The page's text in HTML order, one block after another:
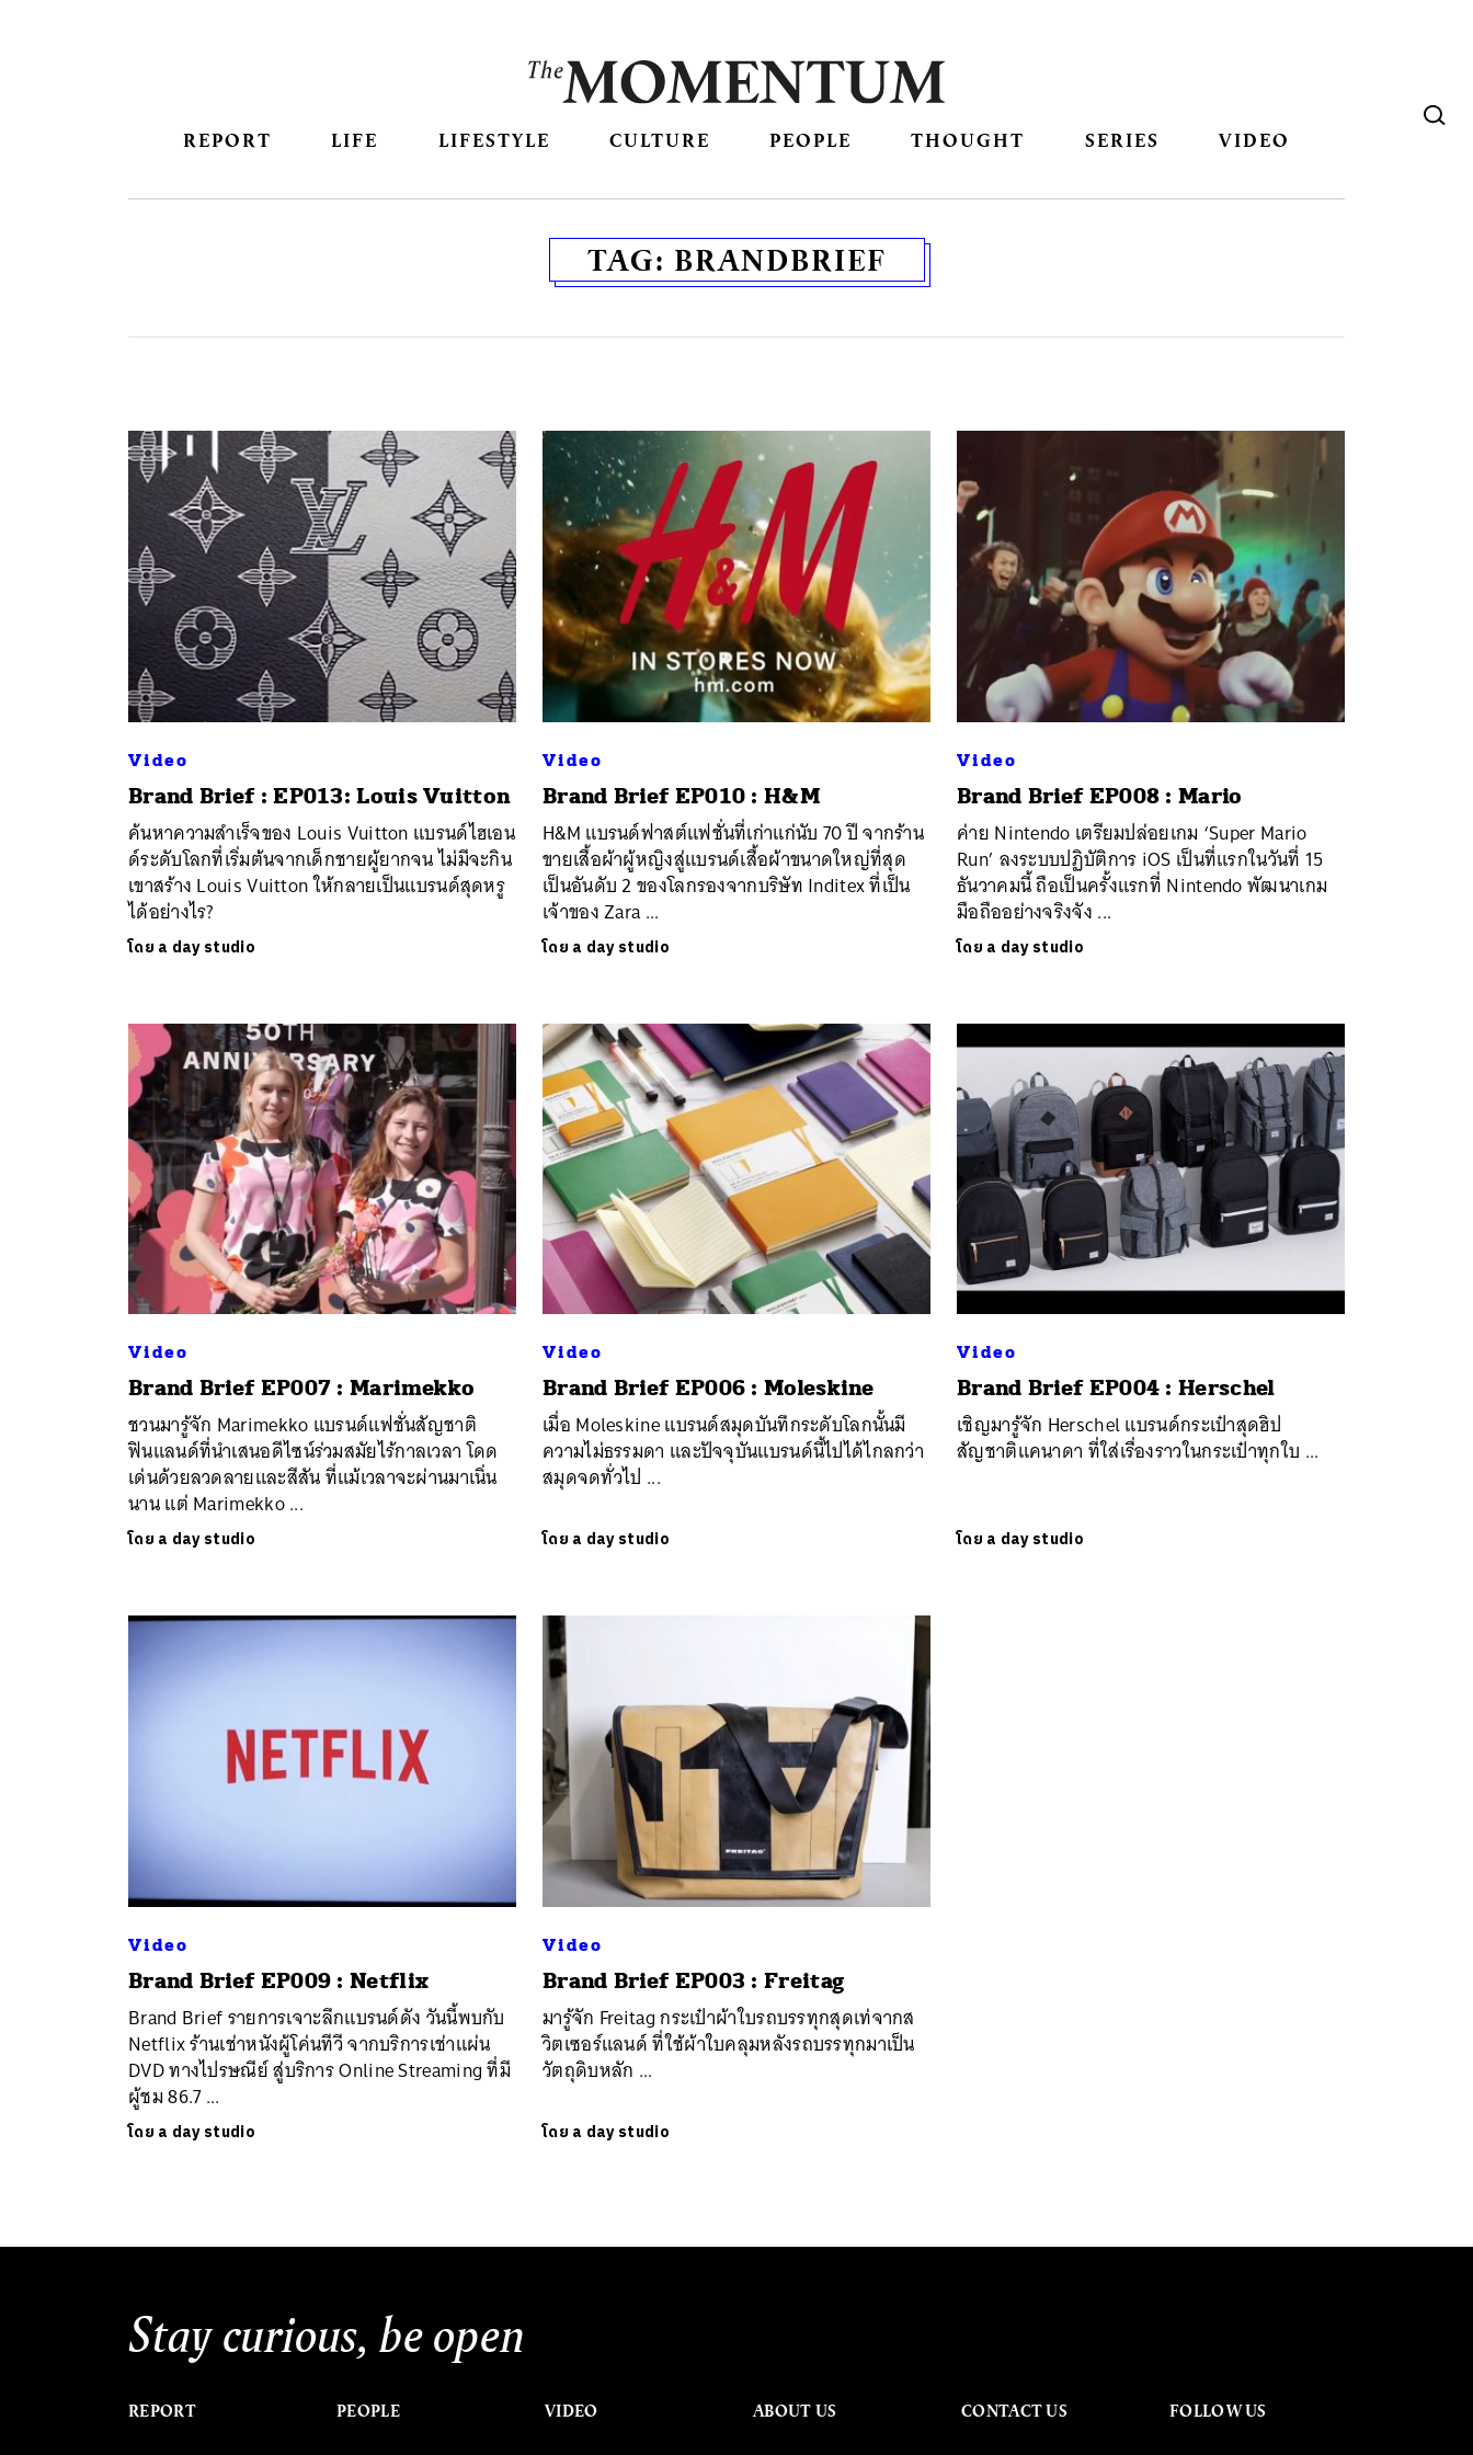
REPORT LIFE LIFESTYLE CULTURE PEOPLE THOUGHT SERIES VIDEO
TAG: BRANDBRIEF
Video
Brand Brief : EP013: Louis Vuitton
ค้นหาความสำเร็จของ Louis Vuitton แบรนด์ไฮเอน
ด์ระดับโลกที่เริ่มต้นจากเด็กชายผู้ยากจน ไม่มีจะกิน
เขาสร้าง Louis Vuitton ให้กลายเป็นแบรนด์สุดหรู
ได้อย่างไร?
โดย a day studio
Video
Brand Brief EP010 : H&M
H&M แบรนด์ฟาสต์แฟชั่นที่เก่าแก่นับ 70 ปี จากร้าน
ขายเสื้อผ้าผู้หญิงสู่แบรนด์เสื้อผ้าขนาดใหญ่ที่สุด
เป็นอันดับ 2 ของโลกรองจากบริษัท Inditex ที่เป็น
เจ้าของ Zara ...
โดย a day studio
Video
Brand Brief EP008 : Mario
ค่าย Nintendo เตรียมปล่อยเกม ‘Super Mario
Run’ ลงระบบปฏิบัติการ iOS เป็นที่แรกในวันที่ 15
ธันวาคมนี้ ถือเป็นครั้งแรกที่ Nintendo พัฒนาเกม
มือถืออย่างจริงจัง ...
โดย a day studio
Video
Brand Brief EP007 : Marimekko
ชวนมารู้จัก Marimekko แบรนด์แฟชั่นสัญชาติ
ฟินแลนด์ที่นำเสนอดีไซน์ร่วมสมัยไร้กาลเวลา โดด
เด่นด้วยลวดลายและสีสัน ที่แม้เวลาจะผ่านมาเนิ่น
นาน แต่ Marimekko ...
โดย a day studio
Video
Brand Brief EP006 : Moleskine
เมื่อ Moleskine แบรนด์สมุดบันทึกระดับโลกนั้นมี
ความไม่ธรรมดา และปัจจุบันแบรนด์นี้ไปได้ไกลกว่า
สมุดจดทั่วไป ...
โดย a day studio
Video
Brand Brief EP004 : Herschel
เชิญมารู้จัก Herschel แบรนด์กระเป๋าสุดฮิป
สัญชาติแคนาดา ที่ใส่เรื่องราวในกระเป๋าทุกใบ ...
โดย a day studio
Video
Brand Brief EP009 : Netflix
Brand Brief รายการเจาะลึกแบรนด์ดัง วันนี้พบกับ
Netflix​ ร้านเช่าหนังผู้โค่นทีวี จากบริการเช่าแผ่น
DVD ทางไปรษณีย์ สู่บริการ Online Streaming ที่มี
ผู้ชม 86.7 ...
โดย a day studio
Video
Brand Brief EP003 : Freitag
มารู้จัก Freitag กระเป๋าผ้าใบรถบรรทุกสุดเท่จากส
วิตเซอร์แลนด์ ที่ใช้ผ้าใบคลุมหลังรถบรรทุกมาเป็น
วัตถุดิบหลัก ...
โดย a day studio
Stay curious, be open
REPORT PEOPLE VIDEO ABOUT US CONTACT US FOLLOW US
ค้นหา
SHARE TWEET LINE EMAIL